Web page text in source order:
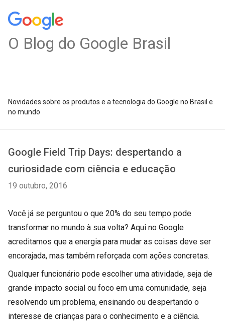
O Blog do Google Brasil
Novidades sobre os produtos e a tecnologia do Google no Brasil e
no mundo
Google Field Trip Days: despertando a
curiosidade com ciência e educação
19 outubro, 2016
Você já se perguntou o que 20% do seu tempo pode
transformar no mundo à sua volta? Aqui no Google
acreditamos que a energia para mudar as coisas deve ser
encorajada, mas também reforçada com ações concretas.
Qualquer funcionário pode escolher uma atividade, seja de
grande impacto social ou foco em uma comunidade, seja
resolvendo um problema, ensinando ou despertando o
interesse de crianças para o conhecimento e a ciência.